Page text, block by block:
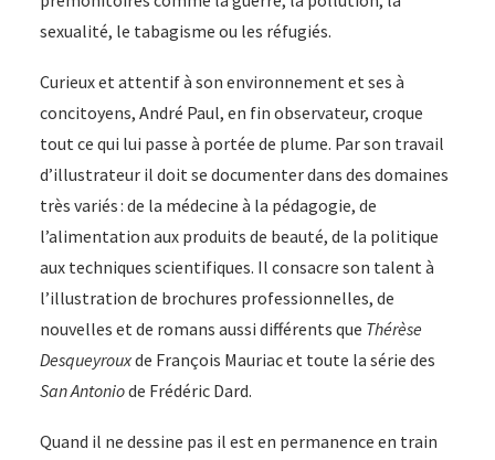
sexualité, le tabagisme ou les réfugiés.
Curieux et attentif à son environnement et ses à
concitoyens, André Paul, en fin observateur, croque
tout ce qui lui passe à portée de plume. Par son travail
d’illustrateur il doit se documenter dans des domaines
très variés : de la médecine à la pédagogie, de
l’alimentation aux produits de beauté, de la politique
aux techniques scientifiques. Il consacre son talent à
l’illustration de brochures professionnelles, de
nouvelles et de romans aussi différents que Thérèse
Desqueyrouxde François Mauriac et toute la série des
San Antoniode Frédéric Dard.
Quand il ne dessine pas il est en permanence en train